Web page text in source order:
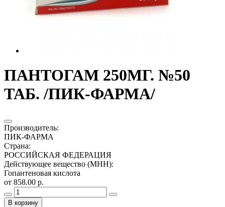
ПАНТОГАМ 250МГ. №50
ТАБ. /ПИК-ФАРМА/
Производитель:
ПИК-ФАРМА
Страна:
РОССИЙСКАЯ ФЕДЕРАЦИЯ
Действующее вещество (МНН):
Гопантеновая кислота
от 858.00 р.
В корзину